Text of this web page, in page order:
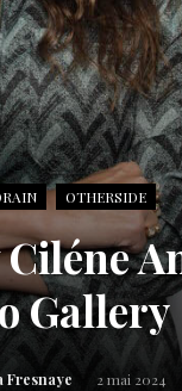
OTHERSIDE
Gallery
Fresnaye 2 mai 2024